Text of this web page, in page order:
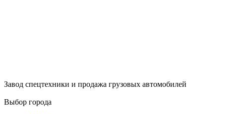
Завод спецтехники и продажа грузовых автомобилей
Выбор города